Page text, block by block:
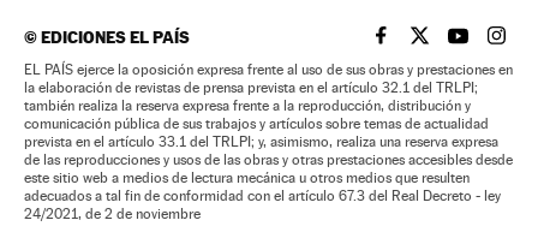
©EDICIONES EL PAÍS EL PAÍS BRASIL EN
EL PAÍSEL PAÍS
EL
EL PAÍS ejerce la oposición expresa frente al uso de sus obras y prestaciones en
la elaboración de revistas de prensa prevista en el artículo 32.1 del TRLPI;
también realiza la reserva expresa frente a la reproducción, distribución y
comunicación pública de sus trabajos y artículos sobre temas de actualidad
prevista en el artículo 33.1 del TRLPI; y, asimismo, realiza una reserva expresa
de las reproducciones y usos de las obras y otras prestaciones accesibles desde
este sitio web a medios de lectura mecánica u otros medios que resulten
adecuados a tal fin de conformidad con el artículo 67.3 del Real Decreto - ley
24/2021, de 2 de noviembre